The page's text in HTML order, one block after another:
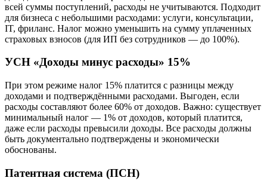
всей суммы поступлений, расходы не учитываются. Подходит
для бизнеса с небольшими расходами: услуги, консультации,
IT, фриланс. Налог можно уменьшить на сумму уплаченных
страховых взносов (для ИП без сотрудников — до 100%).
УСН «Доходы минус расходы» 15%
При этом режиме налог 15% платится с разницы между
доходами и подтверждёнными расходами. Выгоден, если
расходы составляют более 60% от доходов. Важно: существует
минимальный налог — 1% от доходов, который платится,
даже если расходы превысили доходы. Все расходы должны
быть документально подтверждены и экономически
обоснованы.
Патентная система (ПСН)